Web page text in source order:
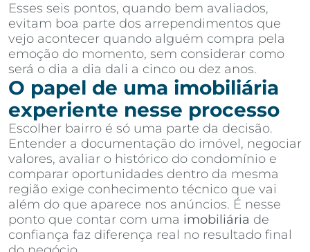
Esses seis pontos, quando bem avaliados,
evitam boa parte dos arrependimentos que
vejo acontecer quando alguém compra pela
emoção do momento, sem considerar como
será o dia a dia dali a cinco ou dez anos.
O papel de uma imobiliária
experiente nesse processo
Escolher bairro é só uma parte da decisão.
Entender a documentação do imóvel, negociar
valores, avaliar o histórico do condomínio e
comparar oportunidades dentro da mesma
região exige conhecimento técnico que vai
além do que aparece nos anúncios. É nesse
ponto que contar com uma imobiliária de
confiança faz diferença real no resultado final